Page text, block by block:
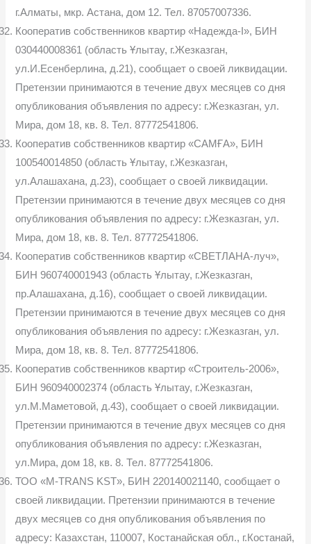
г.Алматы, мкр. Астана, дом 12. Тел. 87057007336.
Кооператив собственников квартир «Надежда-I», БИН
030440008361 (область Ұлытау, г.Жезказган,
ул.И.Есенберлина, д.21), сообщает о своей ликвидации.
Претензии принимаются в течение двух месяцев со дня
опубликования объявления по адресу: г.Жезказган, ул.
Мира, дом 18, кв. 8. Тел. 87772541806.
Кооператив собственников квартир «САМҒА», БИН
100540014850 (область Ұлытау, г.Жезказган,
ул.Алашахана, д.23), сообщает о своей ликвидации.
Претензии принимаются в течение двух месяцев со дня
опубликования объявления по адресу: г.Жезказган, ул.
Мира, дом 18, кв. 8. Тел. 87772541806.
Кооператив собственников квартир «СВЕТЛАНА-луч»,
БИН 960740001943 (область Ұлытау, г.Жезказган,
пр.Алашахана, д.16), сообщает о своей ликвидации.
Претензии принимаются в течение двух месяцев со дня
опубликования объявления по адресу: г.Жезказган, ул.
Мира, дом 18, кв. 8. Тел. 87772541806.
Кооператив собственников квартир «Строитель-2006»,
БИН 960940002374 (область Ұлытау, г.Жезказган,
ул.М.Маметовой, д.43), сообщает о своей ликвидации.
Претензии принимаются в течение двух месяцев со дня
опубликования объявления по адресу: г.Жезказган,
ул.Мира, дом 18, кв. 8. Тел. 87772541806.
ТОО «M-TRANS KST», БИН 220140021140, сообщает о
своей ликвидации. Претензии принимаются в течение
двух месяцев со дня опубликования объявления по
адресу: Казахстан, 110007, Костанайская обл., г.Костанай,